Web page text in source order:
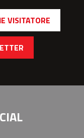
VISITATORE